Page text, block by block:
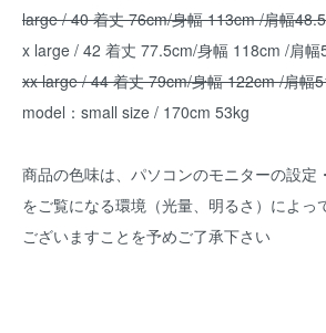
large / 40 着丈 76cm/身幅 113cm /肩幅
x large / 42 着丈 77.5cm/身幅 118cm /肩
xx large / 44 着丈 79cm/身幅 122cm /肩幅
model：small size / 170cm 53kg
商品の色味は、パソコンのモニターの設定
をご覧になる環境（光量、明るさ）によっ
ございますことを予めご了承下さい